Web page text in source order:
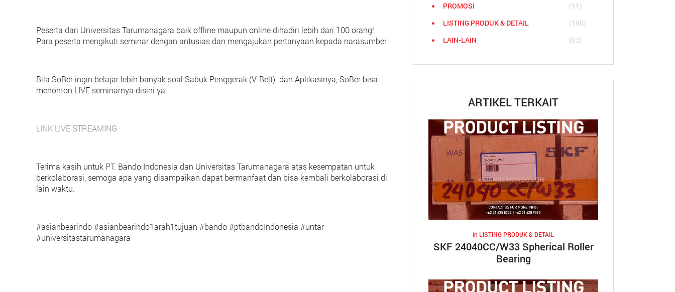
Peserta dari Universitas Tarumanagara baik offline maupun online dihadiri lebih dari 100 orang!
Para peserta mengikuti seminar dengan antusias dan mengajukan pertanyaan kepada narasumber
Bila SoBer ingin belajar lebih banyak soal Sabuk Penggerak (V-Belt) dan Aplikasinya, SoBer bisa
menonton LIVE seminarnya disini ya:
LINK LIVE STREAMING
Terima kasih untuk PT. Bando Indonesia dan Universitas Tarumanagara atas kesempatan untuk
berkolaborasi, semoga apa yang disampaikan dapat bermanfaat dan bisa kembali berkolaborasi di
lain waktu.
#asianbearindo #asianbearindo1arah1tujuan #bando #ptbandoIndonesia #untar
#universitastarumanagara
PROMOSI
(11)
LISTING PRODUK & DETAIL
(190)
LAIN-LAIN
(03)
ARTIKEL TERKAIT
in LISTING PRODUK & DETAIL
SKF 24040CC/W33 Spherical Roller
Bearing